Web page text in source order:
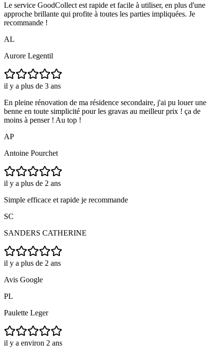
Le service GoodCollect est rapide et facile à utiliser, en plus d'une
approche brillante qui profite à toutes les parties impliquées. Je
recommande !
AL
Aurore Legentil
il y a plus de 3 ans
En pleine rénovation de ma résidence secondaire, j'ai pu louer une
benne en toute simplicité pour les gravas au meilleur prix ! ça de
moins à penser ! Au top !
AP
Antoine Pourchet
il y a plus de 2 ans
Simple efficace et rapide je recommande
SC
SANDERS CATHERINE
il y a plus de 2 ans
Avis Google
PL
Paulette Leger
il y a environ 2 ans